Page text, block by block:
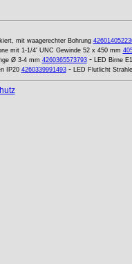
mit waagerechter Bohrung
mit 1-1/4' UNC Gewinde 52 x 450 mm
Ø 3-4 mm 4260365573793- LED Birne
IP20 4260339991493- LED Flutlicht